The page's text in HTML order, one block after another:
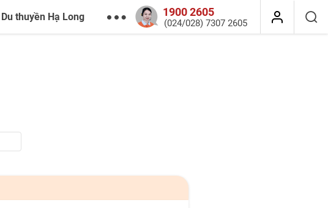
Du thuyền Hạ Long 1900 2605
(024/028) 7307 2605